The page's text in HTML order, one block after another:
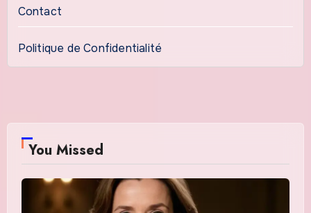
Contact
Politique de Confidentialité
You Missed